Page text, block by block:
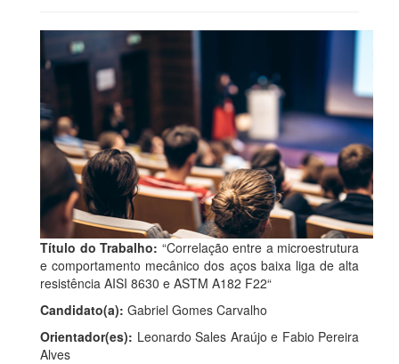
Título do Trabalho: “Correlação entre a microestrutura
e comportamento mecânico dos aços baixa liga de alta
resistência AISI 8630 e ASTM A182 F22“
Candidato(a): Gabriel Gomes Carvalho
Orientador(es): Leonardo Sales Araújo e Fabio Pereira
Alves